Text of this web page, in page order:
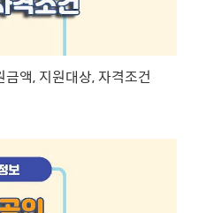
액, 지원대상, 자격조건